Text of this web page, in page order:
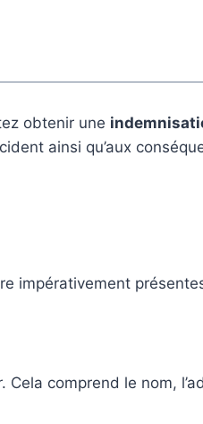
obtenir une
ainsi qu’aux
impérativement
comprend le nom,